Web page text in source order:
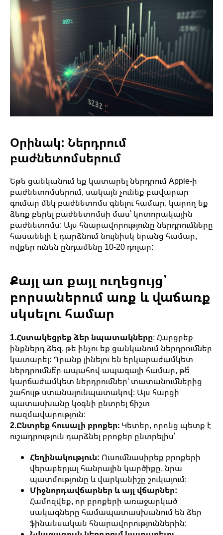
Օրինակ: Ներդրում
բաժնետոմսերում
Եթե ցանկանում եք կատարել ներդրում Apple-ի
բաժնետոմսերում, սակայն չունեք բավարար
գումար մեկ բաժնետոմս գնելու համար, կարող եք
ձեռք բերել բաժնետոմսի մաս՝ կոտորակային
բաժնետոմս: Այս հնարավորությունը ներդրումները
հասանելի է դարձնում նույնիսկ նրանց համար,
ովքեր ունեն ընդամենը 10-20 դոլար:
Քայլ առ քայլ ուղեցույց՝
բորսաներում առք և վաճառք
սկսելու համար
1.Հստակեցրեք ձեր նպատակները: Հարցրեք
ինքներդ ձեզ, թե ինչու եք ցանկանում ներդրումներ
կատարել: Դրանք լինելու են երկարաժամկետ
ներդրումնե՞ր ապահով ապագայի համար, թե՞
կարճաժամկետ ներդրումներ՝ տատանումներից
շահույթ ստանալունպատակով: Այս հարցի
պատասխանը կօգնի ընտրել ճիշտ
ռազմավարություն:
2.Ընտրեք հուսալի բրոքեր։ Կետեր, որոնց պետք է
ուշադրություն դարձնել բրոքեր ընտրելիս՝
Հեղինակություն: Ուսումնասիրեք բրոքերի
վերաբերյալ հանրային կարծիքը, նրա
պատմությունը և վարկանիշը շուկայում։
Միջնորդավճարներ և այլ վճարներ:
Համոզվեք, որ բրոքերի առաջարկած
սակագները համապատասխանում են ձեր
ֆինանսական հնարավորություններին: